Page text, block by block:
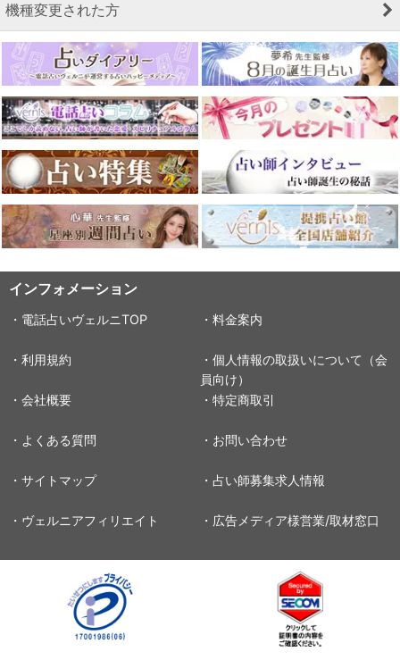
機種変更された方
インフォメーション
・電話占いヴェルニTOP ・料金案内
・利用規約
・個人情報の取扱いについて（会
員向け）
・会社概要
・特定商取引
・よくある質問 ・お問い合わせ
・サイトマップ ・占い師募集求人情報
・ヴェルニアフィリエイト ・広告メディア様営業/取材窓口